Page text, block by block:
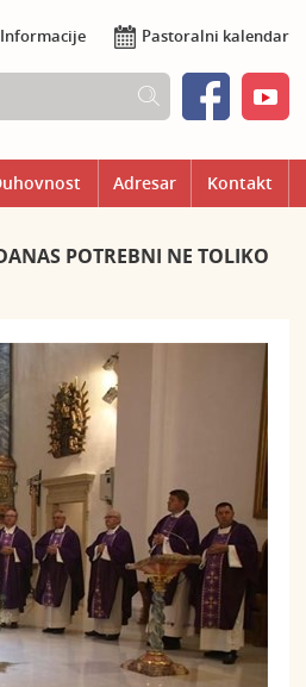
Informacije Pastoralni kalendar
Adresar Kontakt
POTREBNI NE TOLIKO